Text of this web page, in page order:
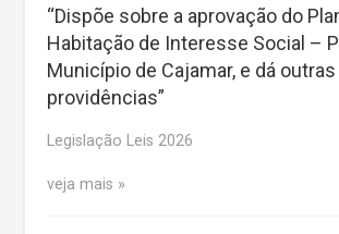
“Dispõe sobre a aprovação do
Habitação de Interesse Social –
Município de Cajamar, e dá outras
providências”
Legislação Leis 2026
veja mais